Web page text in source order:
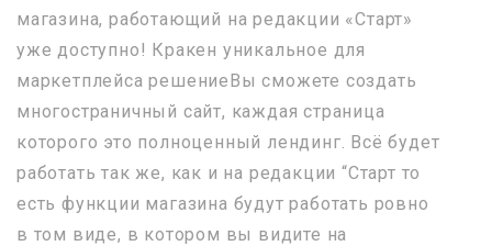
магазина, работающий на редакции «Старт»
уже доступно! Кракен уникальное для
маркетплейса решениеВы сможете создать
многостраничный сайт, каждая страница
которого это полноценный лендинг. Всё будет
работать так же, как и на редакции “Старт то
есть функции магазина будут работать ровно
в том виде, в котором вы видите на